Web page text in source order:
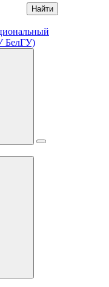
Найти